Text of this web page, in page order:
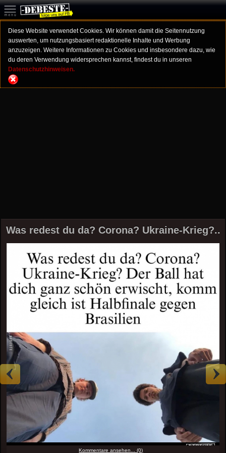
Diese Website verwendet Cookies. Wir können damit die Seitennutzung
auswerten, um nutzungsbasiert redaktionelle Inhalte und Werbung
anzuzeigen. Weitere Informationen zu Cookies und insbesondere dazu, wie
du deren Verwendung widersprechen kannst, findest du in unseren
Datenschutzhinweisen.
Was redest du da? Corona? Ukraine-Krieg?..
Kommentare ansehen... (0)